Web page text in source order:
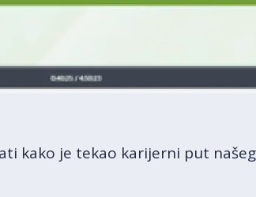
kako je tekao karijerni put